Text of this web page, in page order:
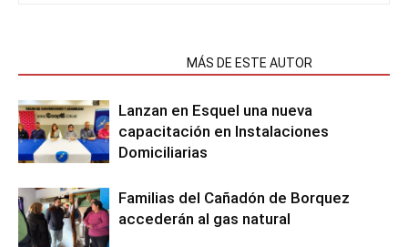
MÁS DE ESTE AUTOR
Lanzan en Esquel una nueva
capacitación en Instalaciones
Domiciliarias
Familias del Cañadón de Borquez
accederán al gas natural